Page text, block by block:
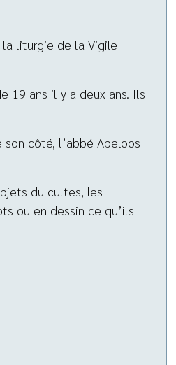
la liturgie de la Vigile
19 ans il y a deux ans. Ils
côté, l’abbé Abeloos
du cultes, les
ou en dessin ce qu’ils